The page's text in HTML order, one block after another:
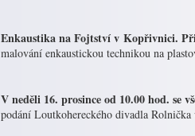
Enkaustika na Fojtství v Kopřivnici.
malování enkaustickou technikou na
V neděli 16. prosince od 10.00 hod. se
podání Loutkohereckého divadla